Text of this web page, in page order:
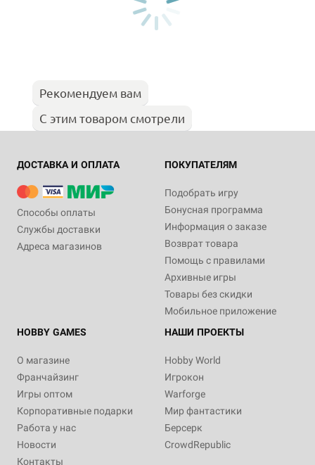
Рекомендуем вам
С этим товаром смотрели
ДОСТАВКА И ОПЛАТА
Способы оплаты
Службы доставки
Адреса магазинов
ПОКУПАТЕЛЯМ
Подобрать игру
Бонусная программа
Информация о заказе
Возврат товара
Помощь с правилами
Архивные игры
Товары без скидки
Мобильное приложение
HOBBY GAMES
О магазине
Франчайзинг
Игры оптом
Корпоративные подарки
Работа у нас
Новости
Контакты
НАШИ ПРОЕКТЫ
Hobby World
Игрокон
Warforge
Мир фантастики
Берсерк
CrowdRepublic